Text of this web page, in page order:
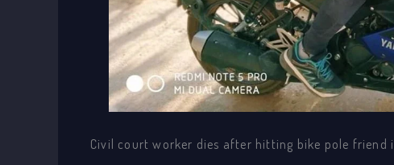
Civil court worker dies after hitting bike pole friend